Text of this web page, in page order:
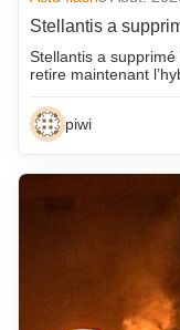
Stellantis a
Stellantis a
retire maintenant
piwi